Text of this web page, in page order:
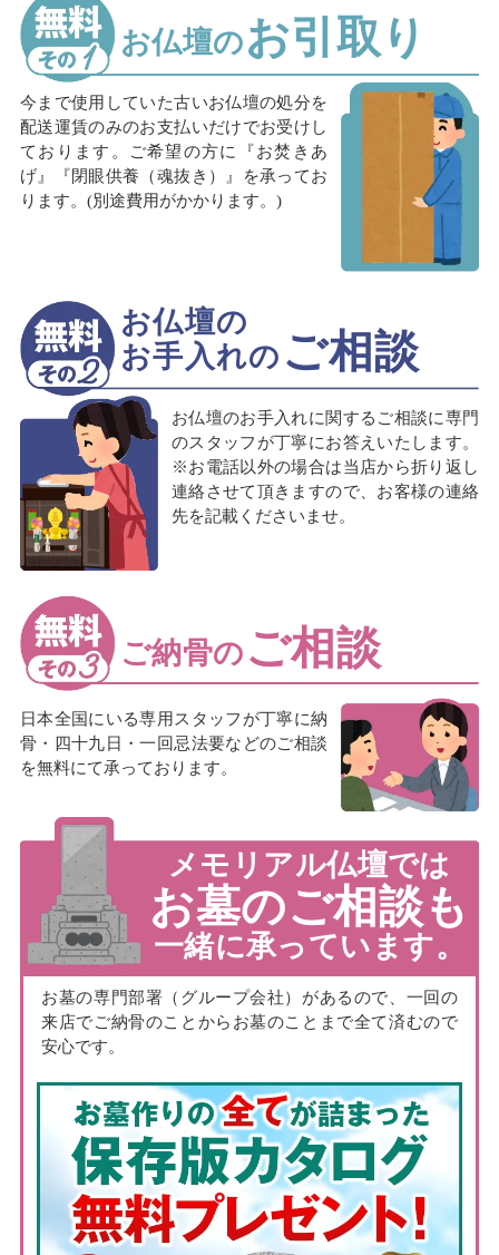
お仏壇のお引取り
今まで使用していた古いお仏壇の処分を
配送運賃のみのお支払いだけでお受けし
ております。ご希望の方に『お焚きあ
げ』『閉眼供養（魂抜き）』を承ってお
ります。(別途費用がかかります。)
お仏壇の
お手入れの ご相談
お仏壇のお手入れに関するご相談に専門
のスタッフが丁寧にお答えいたします。
※お電話以外の場合は当店から折り返し
連絡させて頂きますので、お客様の連絡
先を記載くださいませ。
ご納骨の ご相談
日本全国にいる専用スタッフが丁寧に納
骨・四十九日・一回忌法要などのご相談
を無料にて承っております。
メモリアル仏壇では
お墓のご相談も
一緒に承っています。
お墓の専門部署（グループ会社）があるので、一回の
来店でご納骨のことからお墓のことまで全て済むので
安心です。